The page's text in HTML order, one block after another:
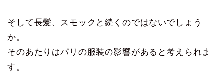
そして長髪、スモックと続くのではないでしょう
か。
そのあたりはパリの服装の影響があると考えられま
す。